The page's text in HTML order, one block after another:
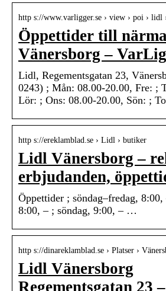
http s://www.varligger.se › view › poi › lidl
Öppettider till
Vänersborg –
Lidl, Regementsgatan 23,
0243) ; Mån: 08.00-20.00, Fre: ;
Lör: ; Ons: 08.00-20.00, Sön: ;
http s://ereklamblad.se › Lidl › butiker
Lidl Vänersborg –
erbjudanden,
Öppettider ; söndag–fredag,
8:00, – ; söndag, 9:00, – …
http s://dinareklamblad.se › Platser ›
Lidl Vänersborg
Regementsgatan 23